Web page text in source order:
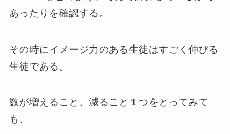
あったりを確認する。
その時にイメージ力のある生徒はすごく伸びる
生徒である。
数が増えること、減ること１つをとってみて
も、